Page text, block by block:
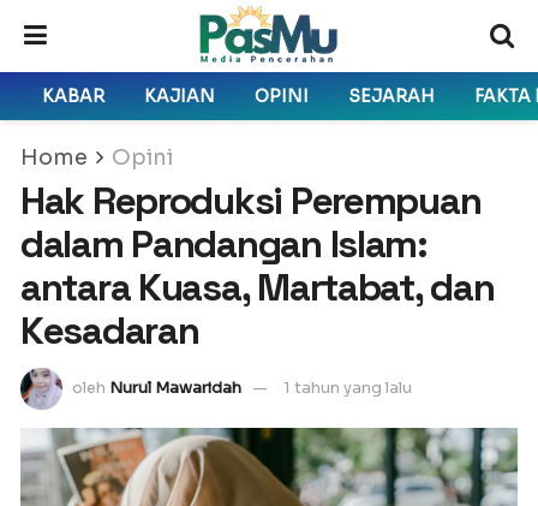
KABAR KAJIAN OPINI SEJARAH FAKTA
Home Opini
Hak Reproduksi Perempuan
dalam Pandangan Islam:
antara Kuasa, Martabat, dan
Kesadaran
oleh Nurul Mawaridah 1 tahun yang lalu